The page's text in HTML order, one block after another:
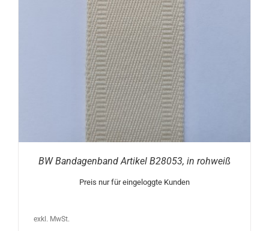
BW Bandagenband Artikel B28053, in rohweiß
Preis nur für eingeloggte Kunden
exkl. MwSt.